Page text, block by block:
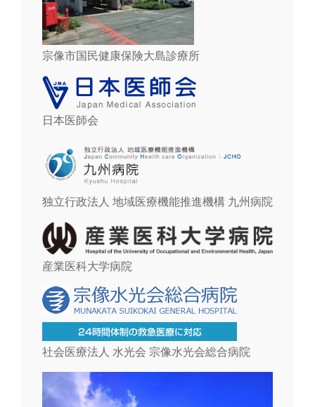
宗像市国民健康保険大島診療所
日本医師会
独立行政法人 地域医療機能推進機構 九州病院
産業医科大学病院
社会医療法人 水光会 宗像水光会総合病院